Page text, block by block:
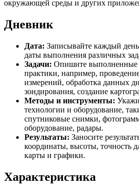
окружающей среды и других
Дневник
Дата: Записывайте каждый
даты выполнения различных
Задачи: Опишите выполненные
практики, например,
измерений, обработка данных
зондирования, создание
Методы и инструменты:
технологии и оборудование,
спутниковые снимки,
оборудование, радары.
Результаты: Заносите
координаты, высоты, точность
карты и графики.
Характеристика